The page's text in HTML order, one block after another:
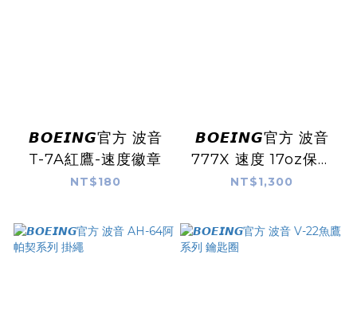
𝘽𝙊𝙀𝙄𝙉𝙂官方 波音
T-7A紅鷹-速度徽章
NT$180
𝘽𝙊𝙀𝙄𝙉𝙂官方 波音
777X 速度 17oz保溫
杯
NT$1,300